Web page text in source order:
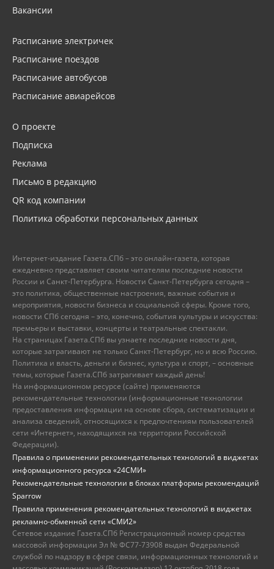
Вакансии
Расписание электричек
Расписание поездов
Расписание автобусов
Расписание авиарейсов
О проекте
Подписка
Реклама
Письмо в редакцию
QR код компании
Политика обработки персональных данных
Интернет-издание Газета.СПб – это онлайн-газета, которая
ежедневно представляет своим читателям последние новости
России и Санкт-Петербурга. Новости Санкт-Петербурга сегодня –
это политика, общественные настроения, важные события и
мероприятия, новости бизнеса и социальной сферы. Кроме того,
новости СПб сегодня – это, конечно, события культуры и искусства:
премьеры и выставки, концерты и театральные спектакли.
На страницах Газета.СПб вы узнаете последние новости дня,
которые затрагивают не только Санкт-Петербург, но и всю Россию.
Политика и власть, деньги и бизнес, культура и спорт, – основные
темы, которые Газета.СПб затрагивает каждый день!
На информационном ресурсе (сайте) применяются
рекомендательные технологии (информационные технологии
предоставления информации на основе сбора, систематизации и
анализа сведений, относящихся к предпочтениям пользователей
сети «Интернет», находящихся на территории Российской
Федерации).
Правила о применении рекомендательных технологий в виджетах
информационного ресурса «24СМИ»
Рекомендательные технологии в блоках платформы рекомендаций
Sparrow
Правила применения рекомендательных технологий в виджетах
рекламно-обменной сети «СМИ2»
Сетевое издание Газета.СПб Регистрационный номер средства
массовой информации Эл № ФС77-73908 выдан Федеральной
службой по надзору в сфере связи, информационных технологий и